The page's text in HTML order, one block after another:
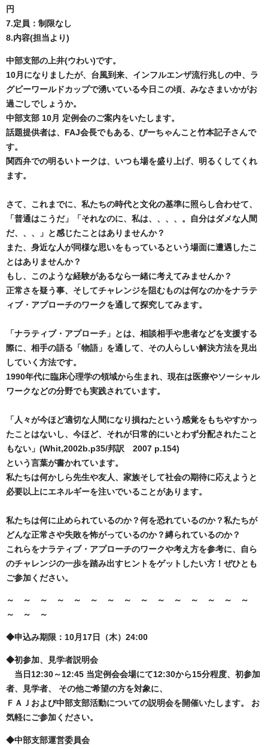
円
7.定員：制限なし
8.内容(担当より)
中部支部の上井(ウわい)です。
10月になりましたが、台風到来、インフルエンザ流行兆しの中、ラ
グビーワールドカップで湧いている今日この頃、みなさまいかがお
過ごしでしょうか。
中部支部 10月 定例会のご案内をいたします。
話題提供者は、FAJ会長でもある、ぴーちゃんこと竹本記子さんで
す。
関西弁での明るいトークは、いつも場を盛り上げ、明るくしてくれ
ます。
さて、これまでに、私たちの時代と文化の基準に照らし合わせて、
「普通はこうだ」「それなのに、私は、、、、。自分はダメな人間
だ、、、」と感じたことはありませんか？
また、身近な人が同様な思いをもっているという場面に遭遇したこ
とはありませんか？
もし、このような経験があるなら一緒に考えてみませんか？
正常さを疑う事、そしてチャレンジを阻むものは何なのかをナラテ
ィブ・アプローチのワークを通して探究してみます。
「ナラティブ・アプローチ」とは、相談相手や患者などを支援する
際に、相手の語る「物語」を通して、その人らしい解決方法を見出
していく方法です。
1990年代に臨床心理学の領域から生まれ、現在は医療やソーシャル
ワークなどの分野でも実践されています。
「人々が今ほど適切な人間になり損ねたという感覚をもちやすかっ
たことはないし、今ほど、それが日常的にいとわず分配されたこと
もない」(Whit,2002b.p35/邦訳 2007 p.154)
という言葉が書かれています。
私たちは何かしら先生や友人、家族そして社会の期待に応えようと
必要以上にエネルギーを注いでいることがあります。
私たちは何に止められているのか？何を恐れているのか？私たちが
どんな正常さや失敗を怖がっているのか？縛られているのか？
これらをナラティブ・アプローチのワークや考え方を参考に、自ら
のチャレンジの一歩を踏み出すヒントをゲットしたい方！ぜひとも
ご参加ください。
～ ～ ～ ～ ～ ～ ～ ～ ～ ～ ～ ～ ～ ～ ～
～ ～ ～
◆申込み期限：10月17日（木）24:00
◆初参加、見学者説明会
当日12:30～12:45 当定例会会場にて12:30から15分程度、初参加
者、見学者、 その他ご希望の方を対象に、
ＦＡＪおよび中部支部活動についての説明会を開催いたします。 お
気軽にご参加ください。
◆中部支部運営委員会